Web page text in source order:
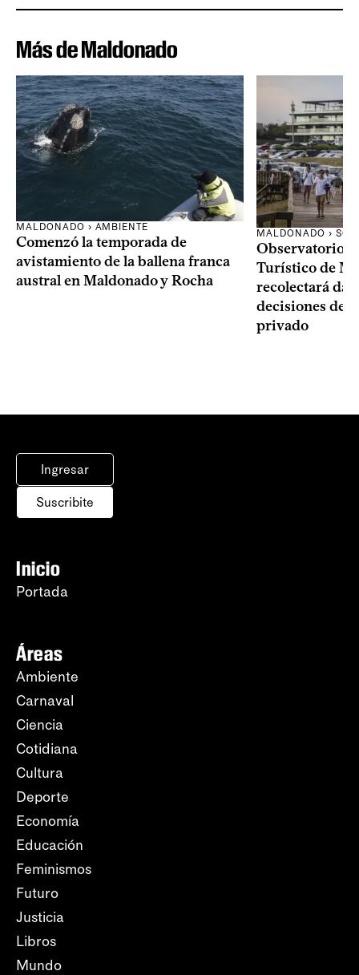
Más de Maldonado
MALDONADO › AMBIENTE
Comenzó la temporada de
avistamiento de la ballena franca
austral en Maldonado y Rocha
MALDONADO ›
Observatorio
Turístico de
recolectará
decisiones del
privado
Ingresar
Suscribite
Inicio
Portada
Áreas
Ambiente
Carnaval
Ciencia
Cotidiana
Cultura
Deporte
Economía
Educación
Feminismos
Futuro
Justicia
Libros
Mundo